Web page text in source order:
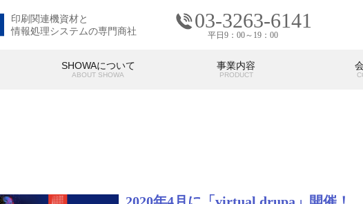
印刷関連機資材と
情報処理システムの専門商社
03-3263-6141
平日9：00～19：00
SHOWAについて
ABOUT SHOWA
事業内容
PRODUCT